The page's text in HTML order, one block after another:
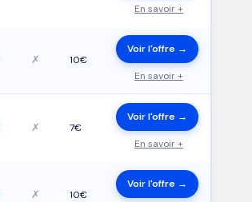
En savoir +
✗ 10€
Voir l'offre →
En savoir +
✗ 7€
Voir l'offre →
En savoir +
✗ 10€
Voir l'offre →